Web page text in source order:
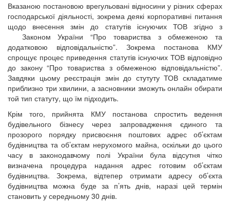
Вказаною постановою врегульовані відносини у різних сферах
господарської діяльності, зокрема деякі корпоративні питання
щодо внесення змін до статутів існуючих ТОВ згідно з
Законом України “Про товариства з обмеженою та
додатковою відповідальністю”. Зокрема постанова КМУ
спрощує процес приведення статутів існуючих ТОВ відповідно
до закону “Про товариства з обмеженою відповідальністю”.
Завдяки цьому реєстрація змін до стутуту ТОВ складатиме
приблизно три хвилини, а засновники зможуть онлайн обирати
той тип статуту, що їм підходить.
Крім того, прийнята КМУ постанова спростить ведення
будівельного бізнесу через запровадження єдиного та
прозорого порядку присвоєння поштових адрес об’єктам
будівництва та об’єктам нерухомого майна, оскільки до цього
часу в законодавчому полі України була відсутня чітко
визначена процедура надання адрес готовим об’єктам
будівництва. Зокрема, відтепер отримати адресу об’єкта
будівництва можна буде за п’ять днів, наразі цей термін
становить у середньому 30 днів.